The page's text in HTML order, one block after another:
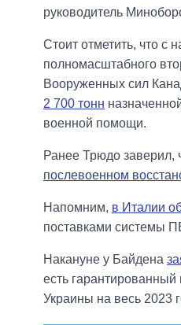
руководитель
Стоит отметить, что с
полномасштабного
Вооруженных сил
2 700 тонн
военной помощи.
Ранее Трюдо заверил,
послевоенном
Напомним, в Италии
поставками системы
Накануне у Байдена
есть
Украины на весь 2023